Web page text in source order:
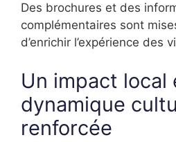
Des brochures et des
complémentaires sont
d’enrichir l’expérience des
Un impact local
dynamique
renforcée